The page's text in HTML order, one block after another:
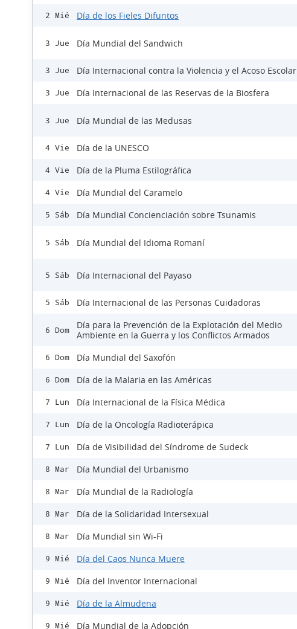
2 Mié Día de los Fieles Difuntos
3 Jue Día Mundial del Sandwich
3 Jue Día Internacional contra la Violencia y el Acoso Escolar
3 Jue Día Internacional de las Reservas de la Biosfera
3 Jue Día Mundial de las Medusas
4 Vie Día de la UNESCO
4 Vie Día de la Pluma Estilográfica
4 Vie Día Mundial del Caramelo
5 Sáb Día Mundial Concienciación sobre Tsunamis
5 Sáb Día Mundial del Idioma Romaní
5 Sáb Día Internacional del Payaso
5 Sáb Día Internacional de las Personas Cuidadoras
6 Dom
Día para la Prevención de la Explotación del Medio
Ambiente en la Guerra y los Conflictos Armados
6 Dom Día Mundial del Saxofón
6 Dom Día de la Malaria en las Américas
7 Lun Día Internacional de la Física Médica
7 Lun Día de la Oncología Radioterápica
7 Lun Día de Visibilidad del Síndrome de Sudeck
8 Mar Día Mundial del Urbanismo
8 Mar Día Mundial de la Radiología
8 Mar Día de la Solidaridad Intersexual
8 Mar Día Mundial sin Wi-Fi
9 Mié Día del Caos Nunca Muere
9 Mié Día del Inventor Internacional
9 Mié Día de la Almudena
9 Mié Día Mundial de la Adopción